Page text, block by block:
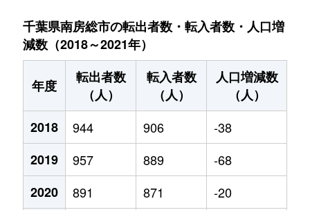
千葉県南房総市の転出者数・転入者数・人口増
減数（2018～2021年）
年度
転出者数
（人）
転入者数
（人）
人口増減数
（人）
2018
944 906
-38
2019
957 889
-68
2020
891 871
-20